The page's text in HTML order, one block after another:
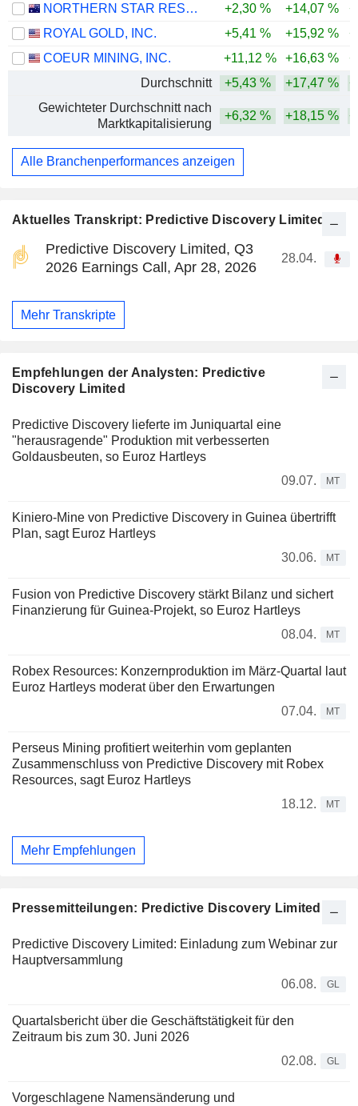
Aktuelles Transkript: Predictive Discovery Limited
Predictive Discovery Limited, Q3
2026 Earnings Call, Apr 28, 2026
28.04.
Mehr Transkripte
Empfehlungen der Analysten: Predictive
Discovery Limited
Predictive Discovery lieferte im Juniquartal eine
"herausragende" Produktion mit verbesserten
Goldausbeuten, so Euroz Hartleys
09.07.
MT
Kiniero-Mine von Predictive Discovery in Guinea übertrifft
Plan, sagt Euroz Hartleys
30.06.
MT
Fusion von Predictive Discovery stärkt Bilanz und sichert
Finanzierung für Guinea-Projekt, so Euroz Hartleys
08.04.
MT
Robex Resources: Konzernproduktion im März-Quartal laut
Euroz Hartleys moderat über den Erwartungen
07.04.
MT
Perseus Mining profitiert weiterhin vom geplanten
Zusammenschluss von Predictive Discovery mit Robex
Resources, sagt Euroz Hartleys
18.12.
MT
Mehr Empfehlungen
Pressemitteilungen: Predictive Discovery Limited
Predictive Discovery Limited: Einladung zum Webinar zur
Hauptversammlung
06.08.
GL
Quartalsbericht über die Geschäftstätigkeit für den
Zeitraum bis zum 30. Juni 2026
02.08.
GL
Vorgeschlagene Namensänderung und
NORTHERN STAR RESOURCES LIMITED
+2,30 % +14,07 %
ROYAL GOLD, INC.
+5,41 % +15,92 %
COEUR MINING, INC.
+11,12 % +16,63 %
Durchschnitt
+5,43 % +17,47 %
Gewichteter Durchschnitt nach
Marktkapitalisierung
+6,32 % +18,15 %
Alle Branchenperformances anzeigen